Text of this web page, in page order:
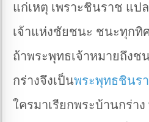
แก่เหตุ เพราะชินราช แ
เจ้าแห่งชัยชนะ ชนะทุกทิ
ถ้าพระพุทธเจ้าหมายถึงช
กร่างจึงเป็นพระพุทธชินร
ใครมาเรียกพระบ้านกร่า